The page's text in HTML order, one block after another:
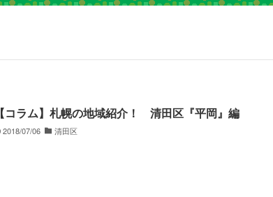
【コラム】札幌の地域紹介！ 清田区『平岡』編
2018/07/06 清田区